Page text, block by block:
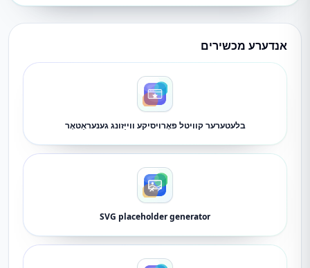
אנדערע מכשירים
בלעטערער קוויטל פאָרויסיקע ווייַזונג גענעראַטאָר
SVG placeholder generator